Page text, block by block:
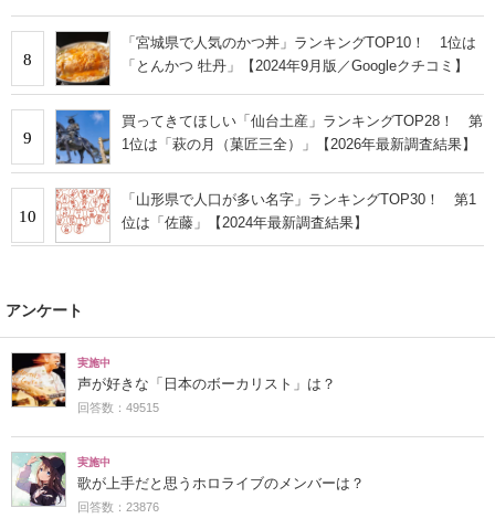
8
「宮城県で人気のかつ丼」ランキングTOP10！ 1位は
「とんかつ 牡丹」【2024年9月版／Googleクチコミ】
9
買ってきてほしい「仙台土産」ランキングTOP28！ 第
1位は「萩の月（菓匠三全）」【2026年最新調査結果】
10
「山形県で人口が多い名字」ランキングTOP30！ 第1
位は「佐藤」【2024年最新調査結果】
アンケート
実施中
声が好きな「日本のボーカリスト」は？
回答数：49515
実施中
歌が上手だと思うホロライブのメンバーは？
回答数：23876